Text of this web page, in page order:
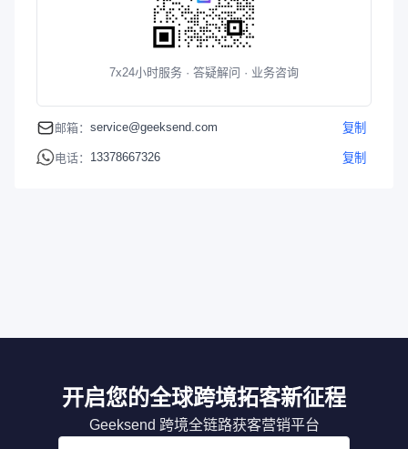
7x24小时服务 · 答疑解问 · 业务咨询
邮箱： service@geeksend.com 复制
电话： 13378667326 复制
开启您的全球跨境拓客新征程
Geeksend 跨境全链路获客营销平台